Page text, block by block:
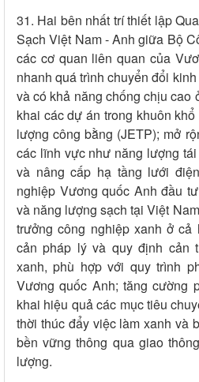
31. Hai bên nhất trí thiết lập
Sạch Việt Nam - Anh giữa Bộ
các cơ quan liên quan của
nhanh quá trình chuyển đổi
và có khả năng chống chịu cao
khai các dự án trong khuôn
lượng công bằng (JETP); mở
các lĩnh vực như năng lượng
và nâng cấp hạ tầng lưới
nghiệp Vương quốc Anh đầu
và năng lượng sạch tại Việt
trưởng công nghiệp xanh ở
cản pháp lý và quy định cản
xanh, phù hợp với quy trình
Vương quốc Anh; tăng cường
khai hiệu quả các mục tiêu
thời thúc đẩy việc làm xanh và
bền vững thông qua giao
lượng.